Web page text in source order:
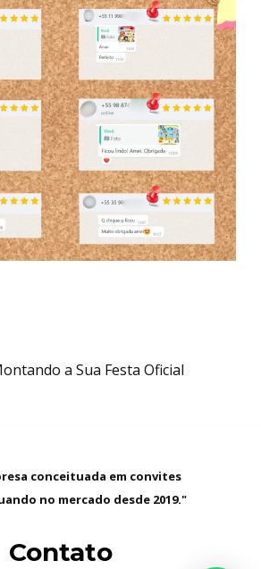
a Sua Festa Oficial
conceituada em convites
no mercado desde 2019."
Contato